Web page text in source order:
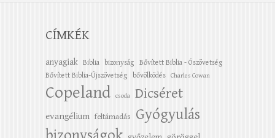
CÍMKÉK
anyagiak Biblia bizonyság
Bővített Biblia - Ószövetség
Bővített Biblia-Újszövetség
bővölködés Charles Cowan
Copeland csoda Dicséret
evangélium feltámadás
Gyógyulás